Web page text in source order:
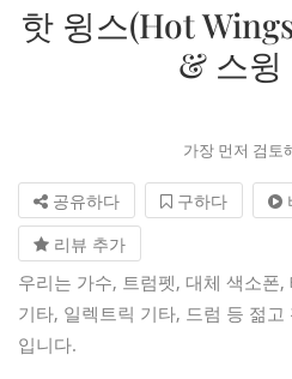
핫 윙스(Hot
& 스윙
가장 먼저 검토
공유하다 구하다
리뷰 추가
우리는 가수, 트럼펫, 대체 색소폰
기타, 일렉트릭 기타, 드럼 등 젊
입니다.